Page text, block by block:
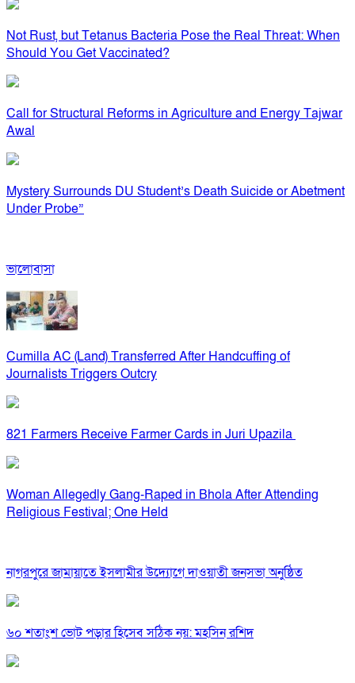
Not Rust, but Tetanus Bacteria Pose the Real Threat: When
Should You Get Vaccinated?
Call for Structural Reforms in Agriculture and Energy Tajwar
Awal
Mystery Surrounds DU Student’s Death Suicide or Abetment
Under Probe”
ভালোবাসা
Cumilla AC (Land) Transferred After Handcuffing of
Journalists Triggers Outcry
821 Farmers Receive Farmer Cards in Juri Upazila
Woman Allegedly Gang-Raped in Bhola After Attending
Religious Festival; One Held
নাগরপুরে জামায়াতে ইসলামীর উদ্যোগে দাওয়াতী জনসভা অনুষ্ঠিত
৬০ শতাংশ ভোট পড়ার হিসেব সঠিক নয়: মহসিন রশিদ